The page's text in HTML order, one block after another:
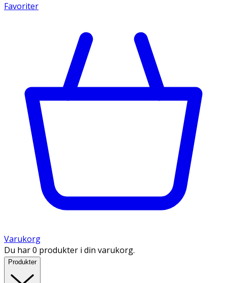
Favoriter
Varukorg
Du har 0 produkter i din varukorg.
Produkter